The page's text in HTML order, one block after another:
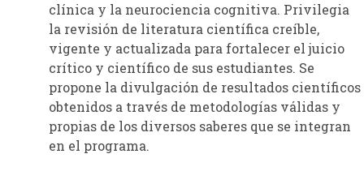
clínica y la neurociencia cognitiva. Privilegia
la revisión de literatura científica creíble,
vigente y actualizada para fortalecer el juicio
crítico y científico de sus estudiantes. Se
propone la divulgación de resultados científicos
obtenidos a través de metodologías válidas y
propias de los diversos saberes que se integran
en el programa.